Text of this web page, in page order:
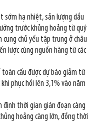
sớm hạ nhiệt, sản lượng dầu
trước khủng hoảng từ quý
chủ yếu tập trung ở châu
lược cùng nguồn hàng từ các
cầu được dự báo giảm từ
phục hồi lên 3,1% vào năm
định thời gian gián đoạn càng
hoảng càng lớn, đồng thời